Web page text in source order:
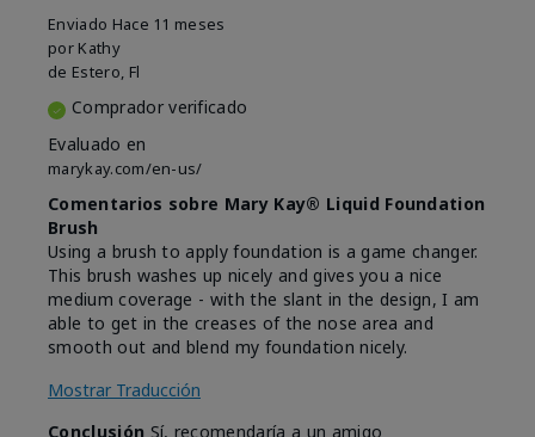
Enviado Hace 11 meses
por Kathy
de Estero, Fl
Comprador verificado
Evaluado en
marykay.com/en-us/
Comentarios sobre Mary Kay® Liquid Foundation
Brush
Using a brush to apply foundation is a game changer.
This brush washes up nicely and gives you a nice
medium coverage - with the slant in the design, I am
able to get in the creases of the nose area and
smooth out and blend my foundation nicely.
Mostrar Traducción
Conclusión Sí, recomendaría a un amigo